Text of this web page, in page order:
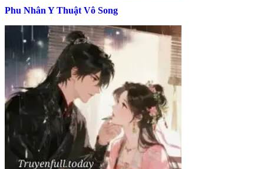
Phu Nhân Y Thuật Vô Song